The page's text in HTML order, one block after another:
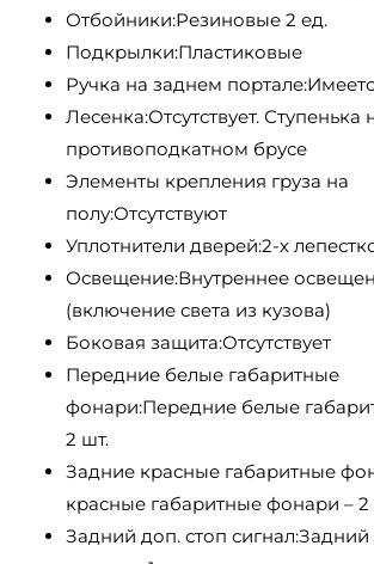
Отбойники:Резиновые 2 ед.
Подкрылки:Пластиковые
Ручка на заднем
Лесенка:Отсутствует. Ступенька
противоподкатном брусе
Элементы крепления груза на
полу:Отсутствуют
Уплотнители дверей:2-х
Освещение:Внутреннее
(включение света из кузова)
Боковая защита:Отсутствует
Передние белые габаритные
фонари:Передние белые
2 шт.
Задние красные габаритные
красные габаритные фонари – 2
Задний доп. стоп сигнал:Задний